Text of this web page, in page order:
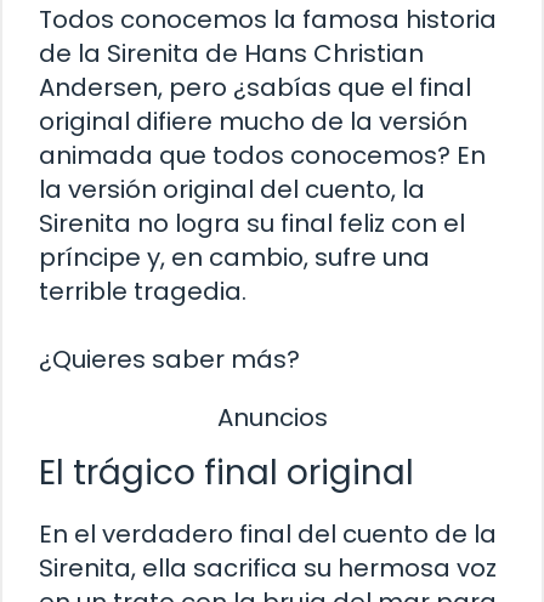
Todos conocemos la famosa historia
de la Sirenita de Hans Christian
Andersen, pero ¿sabías que el final
original difiere mucho de la versión
animada que todos conocemos? En
la versión original del cuento, la
Sirenita no logra su final feliz con el
príncipe y, en cambio, sufre una
terrible tragedia.
¿Quieres saber más?
Anuncios
El trágico final original
En el verdadero final del cuento de la
Sirenita, ella sacrifica su hermosa voz